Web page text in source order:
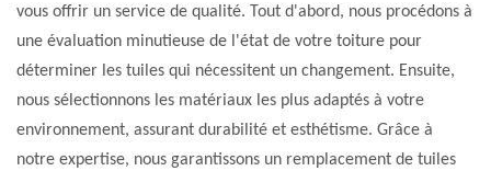
vous offrir un service de qualité. Tout d'abord, nous procédons à
une évaluation minutieuse de l'état de votre toiture pour
déterminer les tuiles qui nécessitent un changement. Ensuite,
nous sélectionnons les matériaux les plus adaptés à votre
environnement, assurant durabilité et esthétisme. Grâce à
notre expertise, nous garantissons un remplacement de tuiles